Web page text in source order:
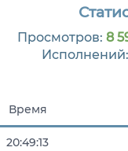
Просмотров: 8
Время
20:49:13